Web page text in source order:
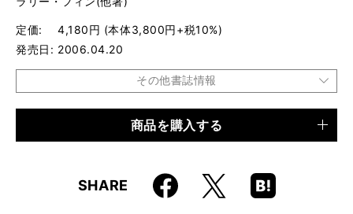
定価
4,180円 (本体3,800円+税10%)
発売日
2006.04.20
その他書誌情報
9784845613045
商品を購入する
SHARE Faceboo
k
X
Hatena
Boo